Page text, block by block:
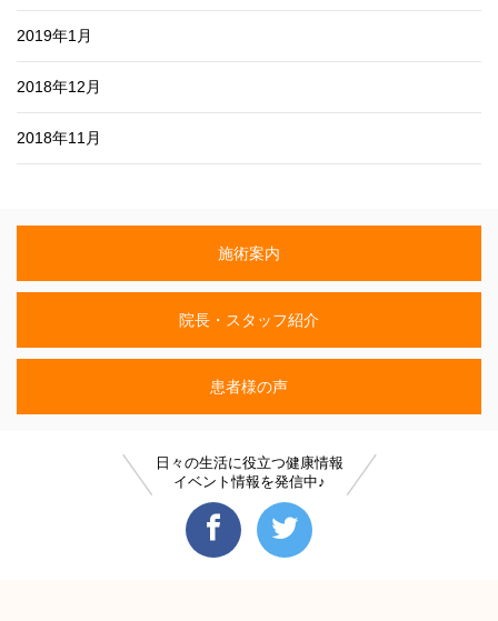
2019年1月
2018年12月
2018年11月
施術案内
院長・スタッフ紹介
患者様の声
日々の生活に役立つ健康情報
イベント情報を発信中♪